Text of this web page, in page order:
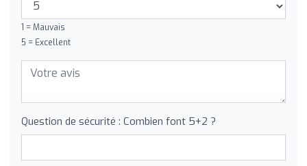
1 = Mauvais
5 = Excellent
Question de sécurité : Combien font 5+2 ?